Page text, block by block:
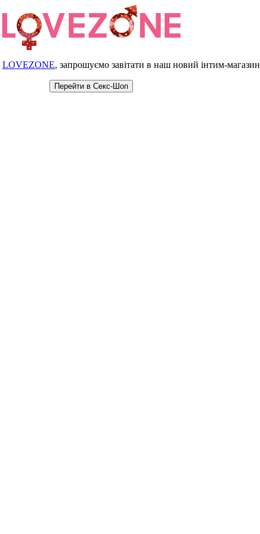
LOVEZONE, запрошуємо завітати в наш новий інтим-магазин